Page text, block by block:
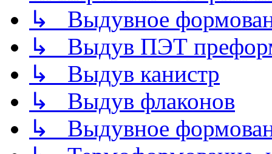
↳ Выдувное
↳ Выдув ПЭТ
↳ Выдув канистр
↳ Выдув флаконов
↳ Выдувное